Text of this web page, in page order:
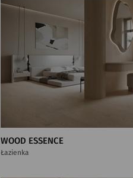
WOOD ESSENCE
Łazienka